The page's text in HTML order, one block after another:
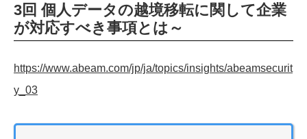
3回 個人データの越境移転に関して企業
が対応すべき事項とは～
https://www.abeam.com/jp/ja/topics/insights/abeamsecurit
y_03